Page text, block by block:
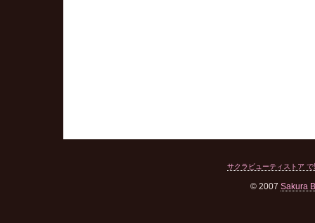
サクラビューティストア
© 2007 Sakura